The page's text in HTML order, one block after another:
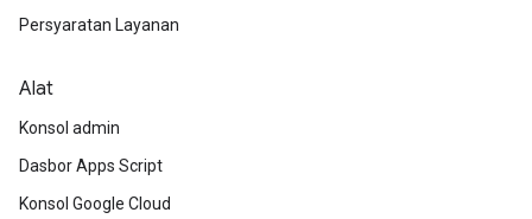
Persyaratan Layanan
Alat
Konsol admin
Dasbor Apps Script
Konsol Google Cloud